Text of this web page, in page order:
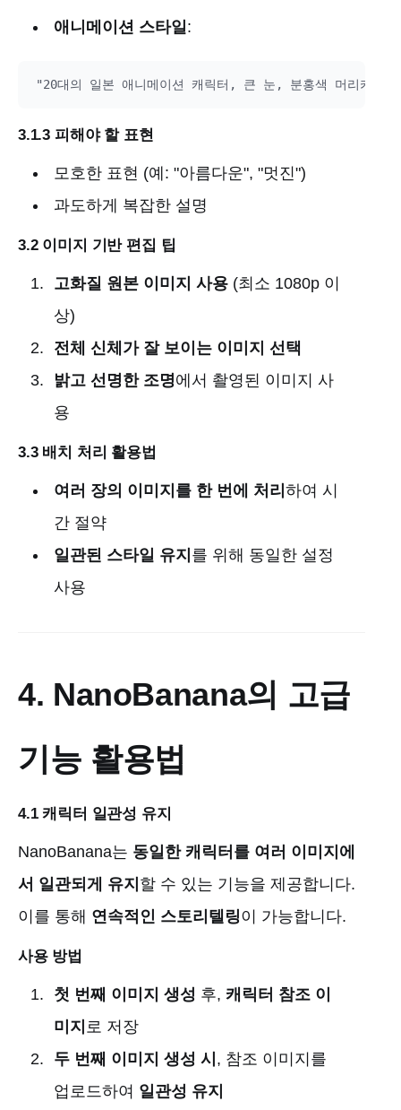
애니메이션 스타일 :
3.1.3 피해야 할 표현
모호한 표현 (예: "아름다운", "멋진")
과도하게 복잡한 설명
3.2 이미지 기반 편집 팁
고화질 원본 이미지 사용(최소 1080p 이
상)
전체 신체가 잘 보이는 이미지 선택
밝고 선명한 조명에서 촬영된 이미지 사
용
3.3 배치 처리 활용법
여러 장의 이미지를 한 번에 처리 하여 시
간 절약
일관된 스타일 유지 를 위해 동일한 설정
사용
4. NanoBanana의 고급
기능 활용법
4.1 캐릭터 일관성 유지
NanoBanana는 동일한 캐릭터를 여러 이미지에
서 일관되게 유지 할 수 있는 기능을 제공합니다.
이를 통해 연속적인 스토리텔링이 가능합니다.
사용 방법
첫 번째 이미지 생성 후, 캐릭터 참조 이
미지 로 저장
두 번째 이미지 생성 시 , 참조 이미지를
업로드하여 일관성 유지